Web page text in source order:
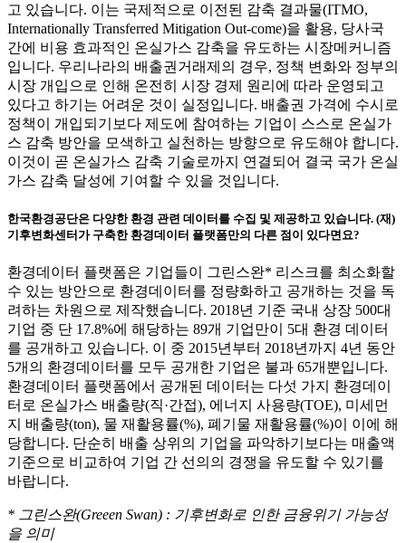
고 있습니다. 이는 국제적으로 이전된 감축 결과물(ITMO,
Internationally Transferred Mitigation Out-come)을 활용, 당사국
간에 비용 효과적인 온실가스 감축을 유도하는 시장메커니즘
입니다. 우리나라의 배출권거래제의 경우, 정책 변화와 정부의
시장 개입으로 인해 온전히 시장 경제 원리에 따라 운영되고
있다고 하기는 어려운 것이 실정입니다. 배출권 가격에 수시로
정책이 개입되기보다 제도에 참여하는 기업이 스스로 온실가
스 감축 방안을 모색하고 실천하는 방향으로 유도해야 합니다.
이것이 곧 온실가스 감축 기술로까지 연결되어 결국 국가 온실
가스 감축 달성에 기여할 수 있을 것입니다.
한국환경공단은 다양한 환경 관련 데이터를 수집 및 제공하고 있습니다. (재)
기후변화센터가 구축한 환경데이터 플랫폼만의 다른 점이 있다면요?
환경데이터 플랫폼은 기업들이 그린스완* 리스크를 최소화할
수 있는 방안으로 환경데이터를 정량화하고 공개하는 것을 독
려하는 차원으로 제작했습니다. 2018년 기준 국내 상장 500대
기업 중 단 17.8%에 해당하는 89개 기업만이 5대 환경 데이터
를 공개하고 있습니다. 이 중 2015년부터 2018년까지 4년 동안
5개의 환경데이터를 모두 공개한 기업은 불과 65개뿐입니다.
환경데이터 플랫폼에서 공개된 데이터는 다섯 가지 환경데이
터로 온실가스 배출량(직·간접), 에너지 사용량(TOE), 미세먼
지 배출량(ton), 물 재활용률(%), 폐기물 재활용률(%)이 이에 해
당합니다. 단순히 배출 상위의 기업을 파악하기보다는 매출액
기준으로 비교하여 기업 간 선의의 경쟁을 유도할 수 있기를
바랍니다.
* 그린스완(Greeen Swan) : 기후변화로 인한 금융위기 가능성
을 의미